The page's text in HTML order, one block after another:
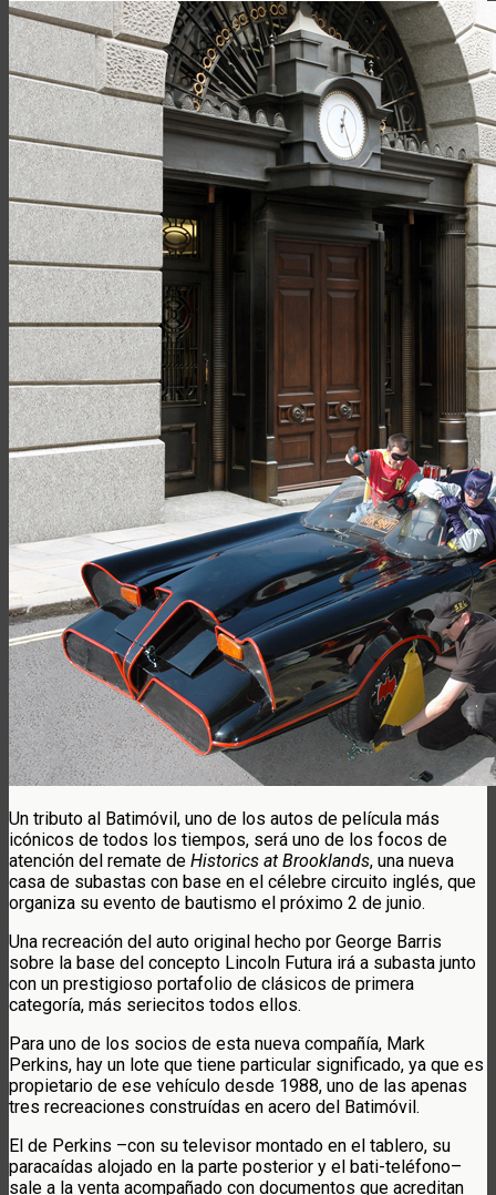
Un tributo al Batimóvil, uno de los autos de película más
icónicos de todos los tiempos, será uno de los focos de
atención del remate de Historics at Brooklands, una nueva
casa de subastas con base en el célebre circuito inglés, que
organiza su evento de bautismo el próximo 2 de junio.
Una recreación del auto original hecho por George Barris
sobre la base del concepto Lincoln Futura irá a subasta junto
con un prestigioso portafolio de clásicos de primera
categoría, más seriecitos todos ellos.
Para uno de los socios de esta nueva compañía, Mark
Perkins, hay un lote que tiene particular significado, ya que es
propietario de ese vehículo desde 1988, uno de las apenas
tres recreaciones construídas en acero del Batimóvil.
El de Perkins –con su televisor montado en el tablero, su
paracaídas alojado en la parte posterior y el bati-teléfono–
sale a la venta acompañado con documentos que acreditan